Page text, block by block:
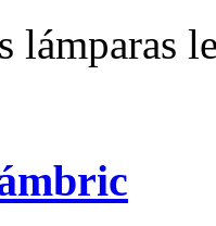
lámparas